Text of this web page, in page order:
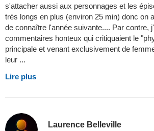
s'attacher aussi aux personnages et les
très longs en plus (environ 25 min) donc on
de connaître l'année suivante.... Par contre,
commentaires honteux qui critiquaient le
principale et venant exclusivement de
leur ...
Lire plus
Laurence Belleville